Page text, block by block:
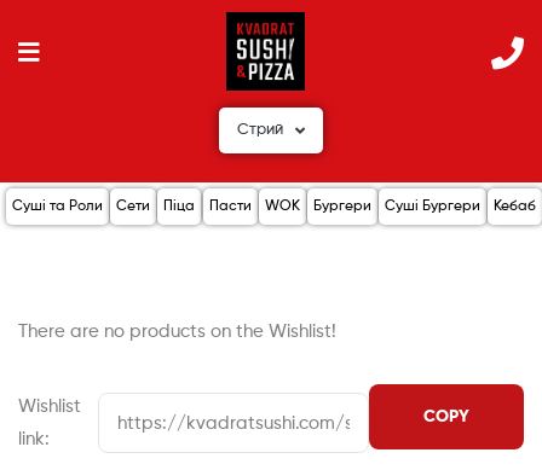
Стрий
Суші та Роли Сети Піца Пасти WOK Бургери Суші Бургери Кебаб
There are no products on the Wishlist!
Wishlist
link: